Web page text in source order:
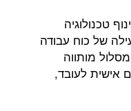
טכנולוגיה
של כוח עבודה
מותווה
אישית לעובד,